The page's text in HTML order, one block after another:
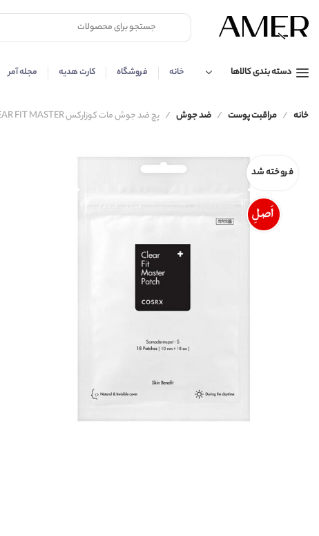
دسته بندی کالاها خانه فروشگاه کارت هدیه مجله آمر
خانه مراقبت پوست ضد جوش پچ ضد جوش مات کوزارکس CLEAR FIT MASTER
فروخته شد